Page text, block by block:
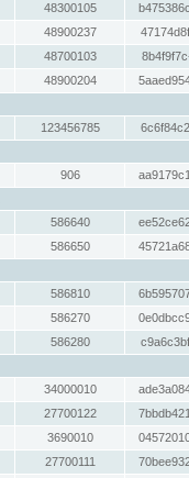
48300105
48900237
48700103
48900204
123456785
906
586640
586650
586810
586270
586280
34000010
27700122
3690010
27700111